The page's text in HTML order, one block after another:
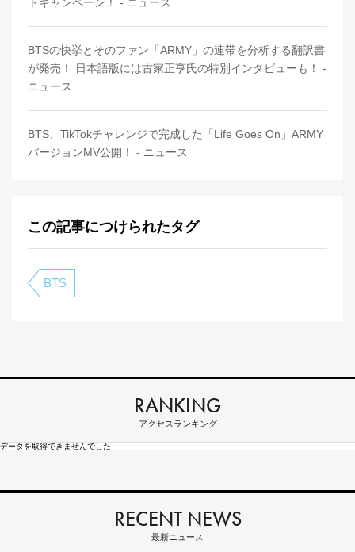
トキャンペーン！ - ニュース
BTSの快挙とそのファン「ARMY」の連帯を分析する翻訳書
が発売！ 日本語版には古家正亨氏の特別インタビューも！ -
ニュース
BTS、TikTokチャレンジで完成した「Life Goes On」ARMY
バージョンMV公開！ - ニュース
この記事につけられたタグ
BTS
RANKING
アクセスランキング
データを取得できませんでした
RECENT NEWS
最新ニュース